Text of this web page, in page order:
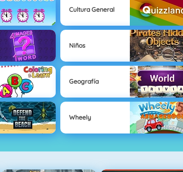
Cultura General
Niños
Geografía
Wheely